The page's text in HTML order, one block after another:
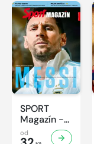
SPORT
Magazín -
32/2026
od